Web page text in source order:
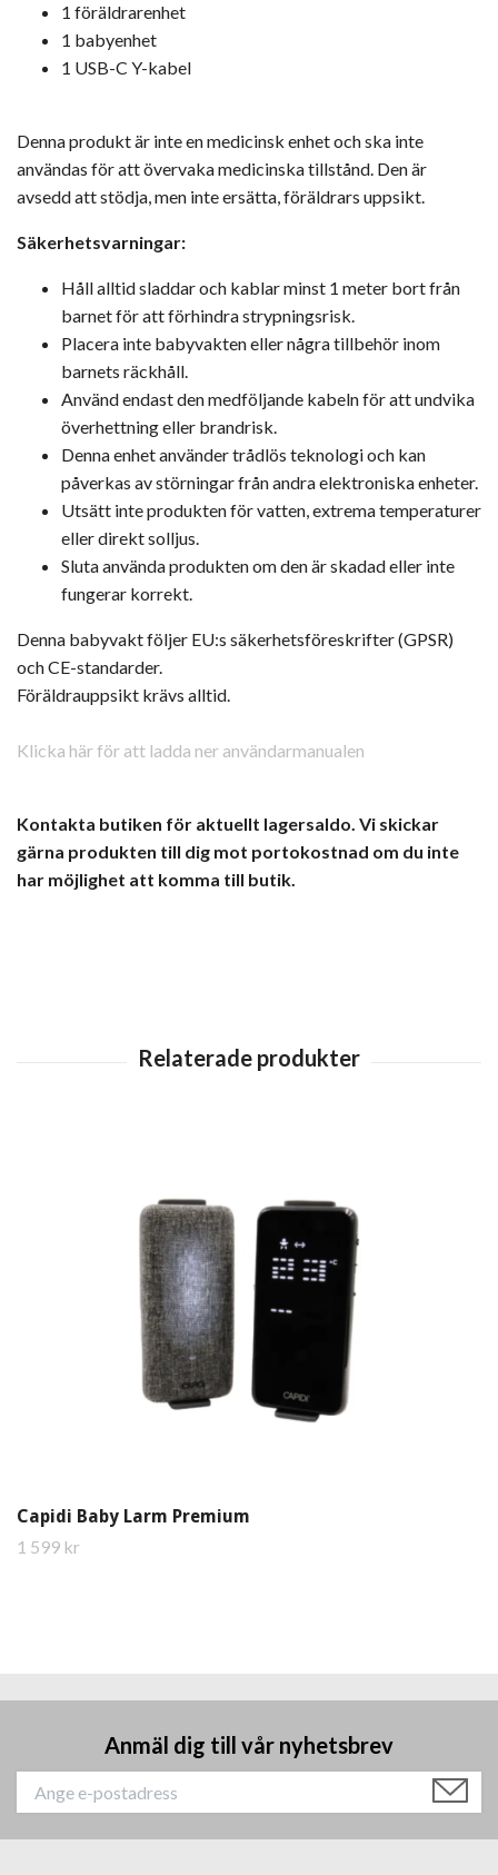
1 föräldrarenhet
1 babyenhet
1 USB-C Y-kabel
Denna produkt är inte en medicinsk enhet och ska inte
användas för att övervaka medicinska tillstånd. Den är
avsedd att stödja, men inte ersätta, föräldrars uppsikt.
Säkerhetsvarningar:
Håll alltid sladdar och kablar minst 1 meter bort från
barnet för att förhindra strypningsrisk.
Placera inte babyvakten eller några tillbehör inom
barnets räckhåll.
Använd endast den medföljande kabeln för att undvika
överhettning eller brandrisk.
Denna enhet använder trådlös teknologi och kan
påverkas av störningar från andra elektroniska enheter.
Utsätt inte produkten för vatten, extrema temperaturer
eller direkt solljus.
Sluta använda produkten om den är skadad eller inte
fungerar korrekt.
Denna babyvakt följer EU:s säkerhetsföreskrifter (GPSR)
och CE-standarder.
Föräldrauppsikt krävs alltid.
Klicka här för att ladda ner användarmanualen
Kontakta butiken för aktuellt lagersaldo. Vi skickar
gärna produkten till dig mot portokostnad om du inte
har möjlighet att komma till butik.
Capidi Baby Larm Premium
1 599 kr
Anmäl dig till vår nyhetsbrev